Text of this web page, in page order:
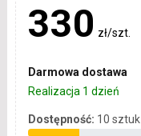
330 zł/szt.
Darmowa dostawa
Realizacja 1 dzień
Dostępność: 10 sztuk